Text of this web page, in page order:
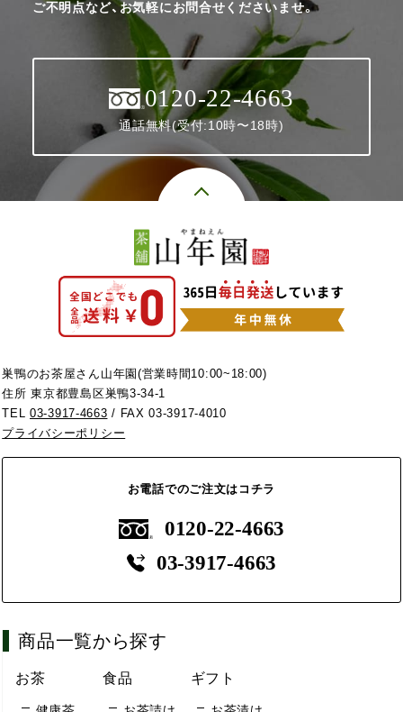
ご不明点など、お気軽にお問合せくださいませ。
0120-22-4663
通話無料(受付:10時〜18時)
巣鴨のお茶屋さん山年園(営業時間10:00~18:00)
住所 東京都豊島区巣鴨3-34-1
TEL03-3917-4663 / FAX 03-3917-4010
プライバシーポリシー
お電話でのご注文はコチラ
0120-22-4663
03-3917-4663
商品一覧から探す
お茶 食品 ギフト